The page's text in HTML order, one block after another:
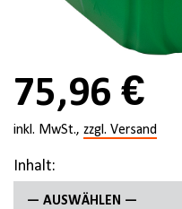
75,96 €
inkl. MwSt., zzgl. Versand
Inhalt:
— AUSWÄHLEN —